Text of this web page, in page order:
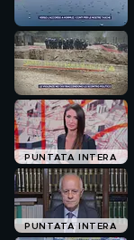
PUNTATA INTERA
PUNTATA INTERA